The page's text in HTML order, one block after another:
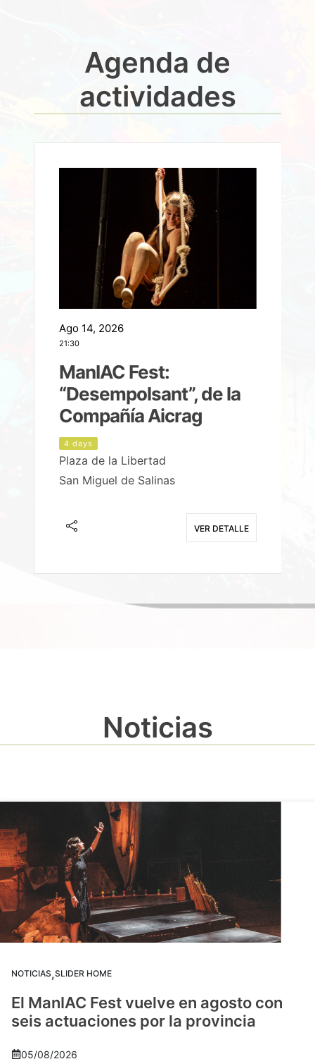
Agenda de
actividades
Ago 14, 2026
21:30
ManIAC Fest:
“Desempolsant”, de la
Compañía Aicrag
4 days
Plaza de la Libertad
San Miguel de Salinas
VER DETALLE
Noticias
NOTICIAS,SLIDER HOME
El ManIAC Fest vuelve en agosto con
seis actuaciones por la provincia
05/08/2026